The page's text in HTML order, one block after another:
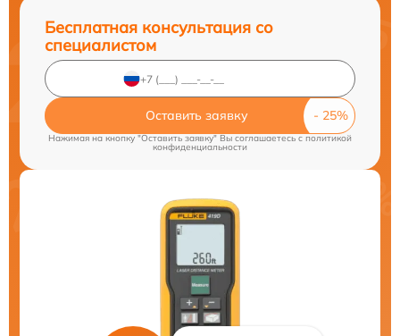
Бесплатная консультация со
специалистом
Оставить заявку
Нажимая на кнопку "Оставить заявку" Вы соглашаетесь cполитикой
конфиденциальности